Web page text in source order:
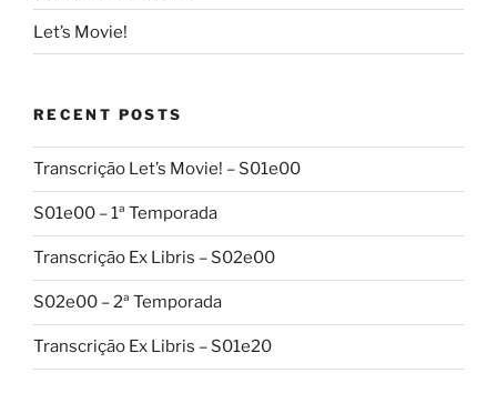
Let’s Movie!
RECENT POSTS
Transcrição Let’s Movie! – S01e00
S01e00 – 1ª Temporada
Transcrição Ex Libris – S02e00
S02e00 – 2ª Temporada
Transcrição Ex Libris – S01e20